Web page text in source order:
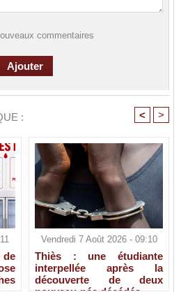
commentaires
: < >
de
Vendredi 7 Août 2026 - 09:10
Thiès : une étudiante
interpellée après la
découverte de deux